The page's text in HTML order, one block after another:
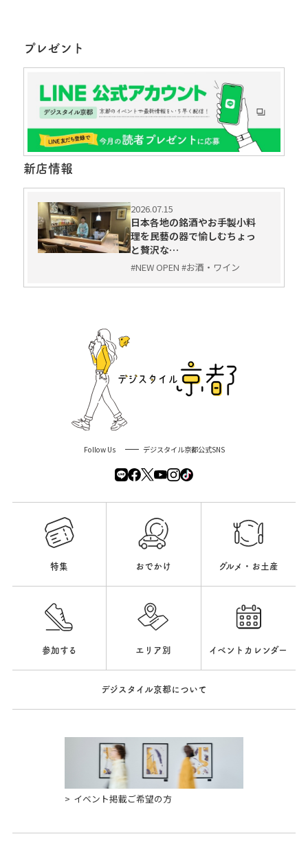
プレゼント
新店情報
2026.07.15
日本各地の銘酒やお手製小料
理を民藝の器で愉しむちょっ
と贅沢な…
#NEW OPEN #お酒・ワイン
Follow Us デジスタイル京都公式SNS
特集 おでかけ グルメ・お土産
参加する エリア別 イベントカレンダー
デジスタイル京都について
イベント掲載ご希望の方